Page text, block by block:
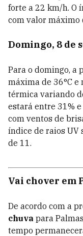
forte a 22 km/h. O
com valor máximo
Domingo, 8 de
Para o domingo, a
máxima de 36°C e
térmica variando
estará entre 31%
com ventos de
índice de raios UV
de 11.
Vai chover em
De acordo com a
chuva para
tempo